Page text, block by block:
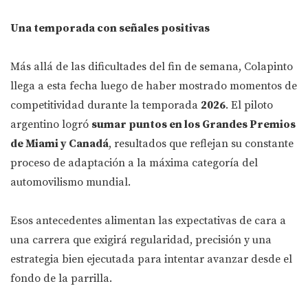
Una temporada con señales positivas
Más allá de las dificultades del fin de semana, Colapinto
llega a esta fecha luego de haber mostrado momentos de
competitividad durante la temporada 2026. El piloto
argentino logró sumar puntos en los Grandes Premios
de Miami y Canadá, resultados que reflejan su constante
proceso de adaptación a la máxima categoría del
automovilismo mundial.
Esos antecedentes alimentan las expectativas de cara a
una carrera que exigirá regularidad, precisión y una
estrategia bien ejecutada para intentar avanzar desde el
fondo de la parrilla.